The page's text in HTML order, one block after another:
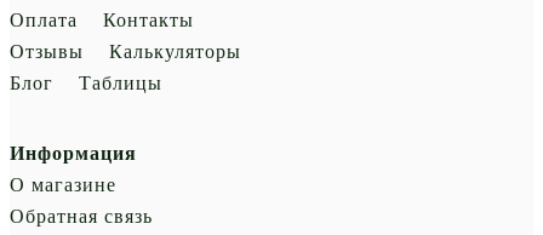
Оплата
Контакты
Отзывы
Калькуляторы
Блог
Таблицы
Информация
О магазине
Обратная связь